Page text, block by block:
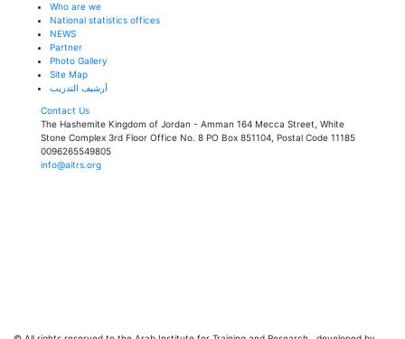
Who are we
National statistics offices
NEWS
Partner
Photo Gallery
Site Map
أرشيف التدريب
Contact Us
The Hashemite Kingdom of Jordan - Amman 164 Mecca Street, White
Stone Complex 3rd Floor Office No. 8 PO Box 851104, Postal Code 11185
0096265549805
info@aitrs.org